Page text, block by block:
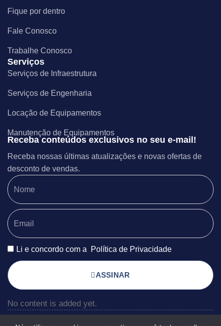
Fique por dentro
Fale Conosco
Trabalhe Conosco
Serviços
Serviços de Infraestrutura
Serviços de Engenharia
Locação de Equipamentos
Manutenção de Equipamentos
Receba conteúdos exclusivos no seu e-mail!
Receba nossas últimas atualizações e novas ofertas de
desconto de vendas.
Li e concordo com a Política de Privacidade
ASSINAR
No content is added yet.